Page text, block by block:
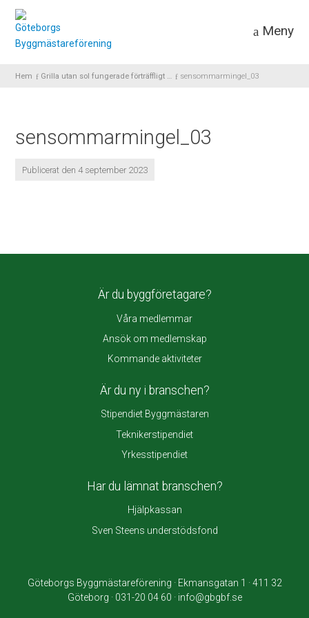
Meny
Hem Grilla utan sol fungerade förträffligt … sensommarmingel_03
sensommarmingel_03
Publicerat den 4 september 2023
Är du byggföretagare?
Våra medlemmar
Ansök om medlemskap
Kommande aktiviteter
Är du ny i branschen?
Stipendiet Byggmästaren
Teknikerstipendiet
Yrkesstipendiet
Har du lämnat branschen?
Hjälpkassan
Sven Steens understödsfond
Göteborgs Byggmästareförening · Ekmansgatan 1 · 411 32
Göteborg · 031-20 04 60 · info@gbgbf.se